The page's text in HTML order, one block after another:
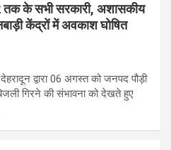
तक के सभी सरकारी, अशासकीय
केंद्रों में अवकाश घोषित
देहरादून द्वारा 06 अगस्त को जनपद पौड़ी
गिरने की संभावना को देखते हुए